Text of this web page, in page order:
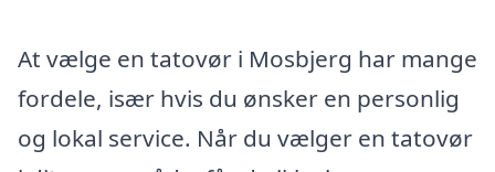
At vælge en tatovør i Mosbjerg har mange
fordele, især hvis du ønsker en personlig
og lokal service. Når du vælger en tatovør